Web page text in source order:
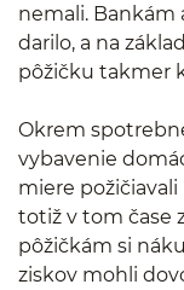
nemali. Bankám
darilo, a na
pôžičku takmer
Okrem
vybavenie
miere
totiž v tom čase
pôžičkám si
ziskov mohli